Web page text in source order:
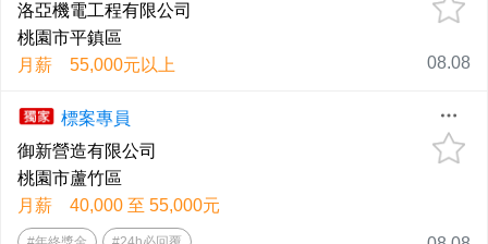
洛亞機電工程有限公司
桃園市平鎮區
月薪 55,000元以上
08.08
標案專員
御新營造有限公司
桃園市蘆竹區
月薪 40,000 至 55,000元